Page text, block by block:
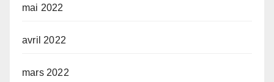
mai 2022
avril 2022
mars 2022